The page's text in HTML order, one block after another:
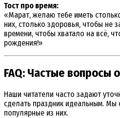
Тост про время:
«Марат, желаю тебе иметь
них, столько здоровья, чтобы не
времени, чтобы хватало на всё,
рождения!»
FAQ: Частые вопросы
Наши читатели часто задают
сделать праздник идеальным. Мы
популярные из них.